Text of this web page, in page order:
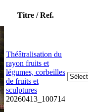
Titre / Ref.
Théâtralisation du
rayon fruits et
légumes, corbeilles
de fruits et
sculptures
20260413_100714